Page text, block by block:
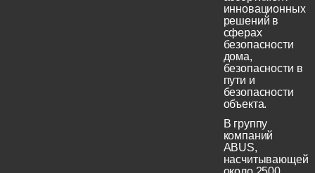
инновационных
решений в
сферах
безопасности
дома,
безопасности в
пути и
безопасности
объекта.
В группу
компаний
ABUS,
насчитывающей